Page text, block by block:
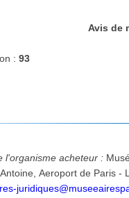
Avis de
:93
l'organisme acheteur :
Cedex, FRANCE, tél. : 01-